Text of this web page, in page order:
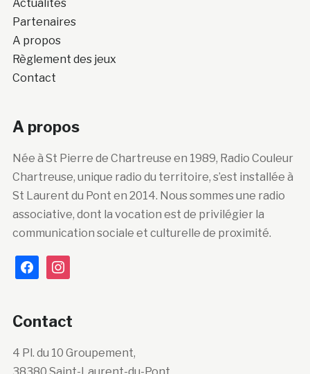
Actualités
Partenaires
A propos
Règlement des jeux
Contact
A propos
Née à St Pierre de Chartreuse en 1989, Radio Couleur
Chartreuse, unique radio du territoire, s’est installée à
St Laurent du Pont en 2014. Nous sommes une radio
associative, dont la vocation est de privilégier la
communication sociale et culturelle de proximité.
facebookinstagram
Contact
4 Pl. du 10 Groupement,
38380 Saint-Laurent-du-Pont